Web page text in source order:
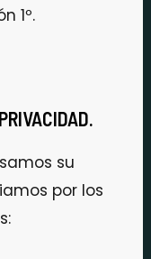
1º.
su
por los